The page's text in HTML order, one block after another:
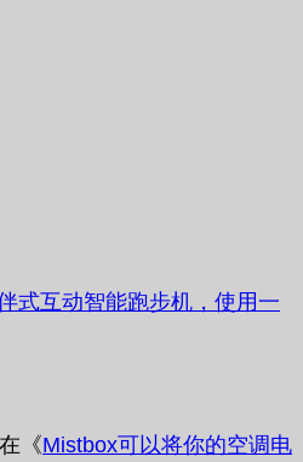
式互动智能跑步机，使用一
《Mistbox可以将你的空调电